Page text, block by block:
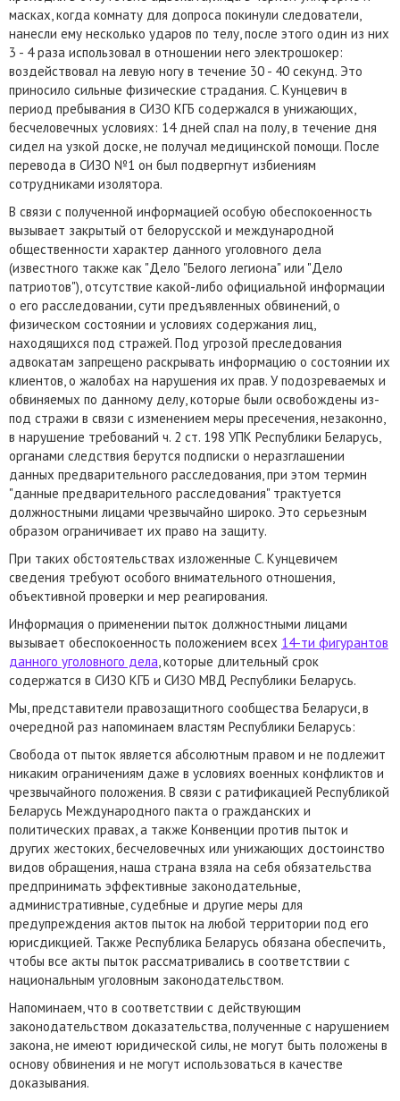
масках, когда комнату для допроса покинули следователи,
нанесли ему несколько ударов по телу, после этого один из них
3 - 4 раза использовал в отношении него электрошокер:
воздействовал на левую ногу в течение 30 - 40 секунд. Это
приносило сильные физические страдания. С. Кунцевич в
период пребывания в СИЗО КГБ содержался в унижающих,
бесчеловечных условиях: 14 дней спал на полу, в течение дня
сидел на узкой доске, не получал медицинской помощи. После
перевода в СИЗО №1 он был подвергнут избиениям
сотрудниками изолятора.
В связи с полученной информацией особую обеспокоенность
вызывает закрытый от белорусской и международной
общественности характер данного уголовного дела
(известного также как "Дело "Белого легиона" или "Дело
патриотов"), отсутствие какой-либо официальной информации
о его расследовании, сути предъявленных обвинений, о
физическом состоянии и условиях содержания лиц,
находящихся под стражей. Под угрозой преследования
адвокатам запрещено раскрывать информацию о состоянии их
клиентов, о жалобах на нарушения их прав. У подозреваемых и
обвиняемых по данному делу, которые были освобождены из-
под стражи в связи с изменением меры пресечения, незаконно,
в нарушение требований ч. 2 ст. 198 УПК Республики Беларусь,
органами следствия берутся подписки о неразглашении
данных предварительного расследования, при этом термин
"данные предварительного расследования" трактуется
должностными лицами чрезвычайно широко. Это серьезным
образом ограничивает их право на защиту.
При таких обстоятельствах изложенные С. Кунцевичем
сведения требуют особого внимательного отношения,
объективной проверки и мер реагирования.
Информация о применении пыток должностными лицами
вызывает обеспокоенность положением всех 14-ти фигурантов
данного уголовного дела, которые длительный срок
содержатся в СИЗО КГБ и СИЗО МВД Республики Беларусь.
Мы, представители правозащитного сообщества Беларуси, в
очередной раз напоминаем властям Республики Беларусь:
Свобода от пыток является абсолютным правом и не подлежит
никаким ограничениям даже в условиях военных конфликтов и
чрезвычайного положения. В связи с ратификацией Республикой
Беларусь Международного пакта о гражданских и
политических правах, а также Конвенции против пыток и
других жестоких, бесчеловечных или унижающих достоинство
видов обращения, наша страна взяла на себя обязательства
предпринимать эффективные законодательные,
административные, судебные и другие меры для
предупреждения актов пыток на любой территории под его
юрисдикцией. Также Республика Беларусь обязана обеспечить,
чтобы все акты пыток рассматривались в соответствии с
национальным уголовным законодательством.
Напоминаем, что в соответствии с действующим
законодательством доказательства, полученные с нарушением
закона, не имеют юридической силы, не могут быть положены в
основу обвинения и не могут использоваться в качестве
доказывания.